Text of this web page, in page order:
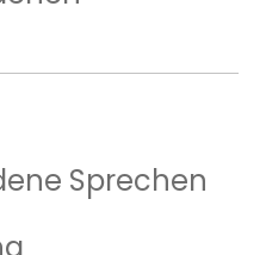
Sprechen